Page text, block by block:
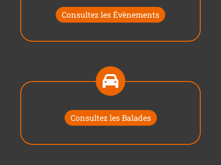
Consultez les Évènements
Consultez les Balades